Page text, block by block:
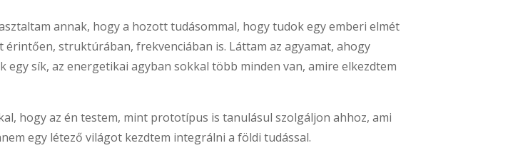
annak, hogy a hozott tudásommal, hogy tudok egy emberi elmét
struktúrában, frekvenciában is. Láttam az agyamat, ahogy
sík, az energetikai agyban sokkal több minden van, amire elkezdtem
hogy az én testem, mint prototípus is tanulásul szolgáljon ahhoz, ami
egy létező világot kezdtem integrálni a földi tudással.